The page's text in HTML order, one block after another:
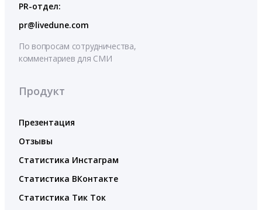
PR-отдел:
pr@livedune.com
По вопросам сотрудничества,
комментариев для СМИ
Продукт
Презентация
Отзывы
Статистика Инстаграм
Статистика ВКонтакте
Статистика Тик Ток